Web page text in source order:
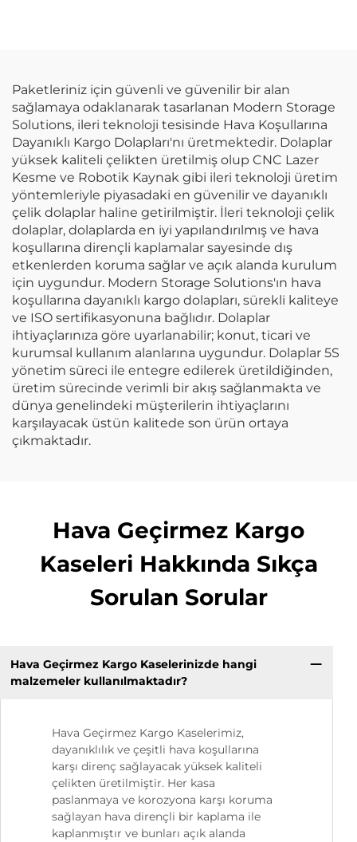
Paketleriniz için güvenli ve güvenilir bir alan
sağlamaya odaklanarak tasarlanan Modern Storage
Solutions, ileri teknoloji tesisinde Hava Koşullarına
Dayanıklı Kargo Dolapları'nı üretmektedir. Dolaplar
yüksek kaliteli çelikten üretilmiş olup CNC Lazer
Kesme ve Robotik Kaynak gibi ileri teknoloji üretim
yöntemleriyle piyasadaki en güvenilir ve dayanıklı
çelik dolaplar haline getirilmiştir. İleri teknoloji çelik
dolaplar, dolaplarda en iyi yapılandırılmış ve hava
koşullarına dirençli kaplamalar sayesinde dış
etkenlerden koruma sağlar ve açık alanda kurulum
için uygundur. Modern Storage Solutions'ın hava
koşullarına dayanıklı kargo dolapları, sürekli kaliteye
ve ISO sertifikasyonuna bağlıdır. Dolaplar
ihtiyaçlarınıza göre uyarlanabilir; konut, ticari ve
kurumsal kullanım alanlarına uygundur. Dolaplar 5S
yönetim süreci ile entegre edilerek üretildiğinden,
üretim sürecinde verimli bir akış sağlanmakta ve
dünya genelindeki müşterilerin ihtiyaçlarını
karşılayacak üstün kalitede son ürün ortaya
çıkmaktadır.
Hava Geçirmez Kargo
Kaseleri Hakkında Sıkça
Sorulan Sorular
Hava Geçirmez Kargo Kaselerinizde hangi
malzemeler kullanılmaktadır?
Hava Geçirmez Kargo Kaselerimiz,
dayanıklılık ve çeşitli hava koşullarına
karşı direnç sağlayacak yüksek kaliteli
çelikten üretilmiştir. Her kasa
paslanmaya ve korozyona karşı koruma
sağlayan hava dirençli bir kaplama ile
kaplanmıştır ve bunları açık alanda